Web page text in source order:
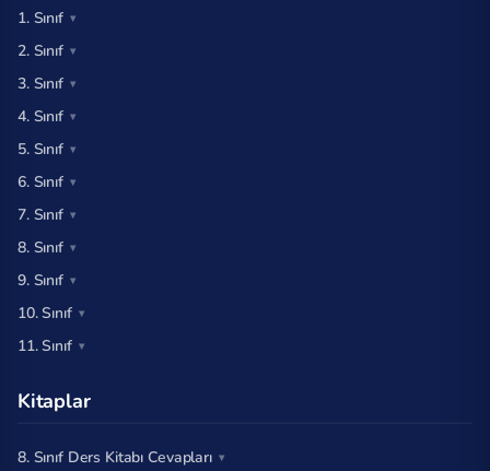
1. Sınıf
2. Sınıf
3. Sınıf
4. Sınıf
5. Sınıf
6. Sınıf
7. Sınıf
8. Sınıf
9. Sınıf
10. Sınıf
11. Sınıf
Kitaplar
8. Sınıf Ders Kitabı Cevapları